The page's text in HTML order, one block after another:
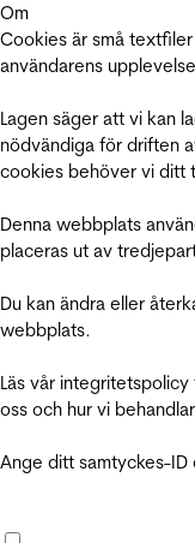
Om
Cookies är små
användarens
Lagen säger att vi kan
nödvändiga för driften
cookies behöver vi ditt
Denna webbplats
placeras ut av
Du kan ändra eller
webbplats.
Läs vår
oss och hur vi
Ange ditt samtyckes-